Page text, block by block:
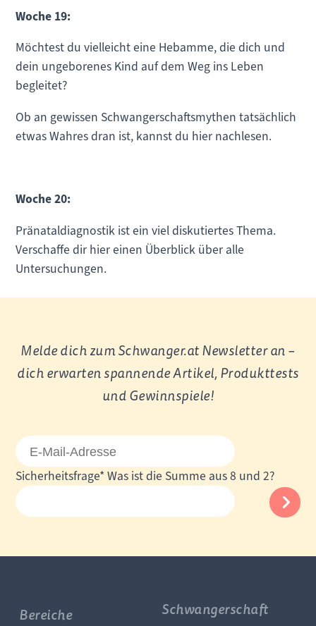
Woche 19:
Möchtest du vielleicht eine Hebamme, die dich und
dein ungeborenes Kind auf dem Weg ins Leben
begleitet?
Ob an gewissen Schwangerschaftsmythen tatsächlich
etwas Wahres dran ist, kannst du hier nachlesen.
Woche 20:
Pränataldiagnostik ist ein viel diskutiertes Thema.
Verschaffe dir hier einen Überblick über alle
Untersuchungen.
Melde dich zum Schwanger.at Newsletter an –
dich erwarten spannende Artikel, Produkttests
und Gewinnspiele!
E-
Mail-
Adresse
Pflichtfeld
Sicherheitsfrage* Was ist die Summe aus 8 und 2?
Bereiche Schwangerschaft